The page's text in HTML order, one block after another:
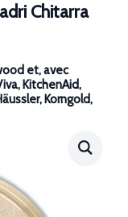
Chitarra
et, avec
KitchenAid,
Korngold,